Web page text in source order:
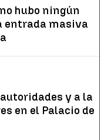
hubo ningún
entrada masiva
y a la
en el Palacio de